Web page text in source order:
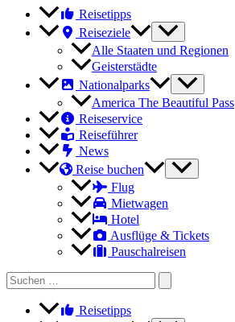
Reisetipps
Reiseziele
Alle Staaten und Regionen
Geisterstädte
Nationalparks
America The Beautiful Pass
Reiseservice
Reiseführer
News
Reise buchen
Flug
Mietwagen
Hotel
Ausflüge & Tickets
Pauschalreisen
Search
for:
Reisetipps